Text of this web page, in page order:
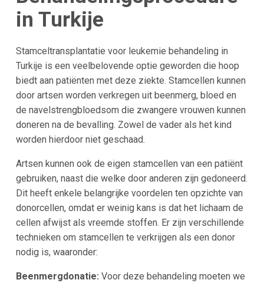
in Turkije
Stamceltransplantatie voor leukemie behandeling in
Turkije is een veelbelovende optie geworden die hoop
biedt aan patiënten met deze ziekte. Stamcellen kunnen
door artsen worden verkregen uit beenmerg, bloed en
de navelstrengbloedsom die zwangere vrouwen kunnen
doneren na de bevalling. Zowel de vader als het kind
worden hierdoor niet geschaad.
Artsen kunnen ook de eigen stamcellen van een patiënt
gebruiken, naast die welke door anderen zijn gedoneerd.
Dit heeft enkele belangrijke voordelen ten opzichte van
donorcellen, omdat er weinig kans is dat het lichaam de
cellen afwijst als vreemde stoffen. Er zijn verschillende
technieken om stamcellen te verkrijgen als een donor
nodig is, waaronder:
Beenmergdonatie: Voor deze behandeling moeten we